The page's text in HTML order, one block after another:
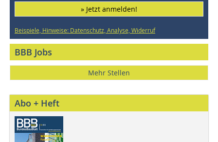
» Jetzt anmelden!
Beispiele, Hinweise: Datenschutz, Analyse, Widerruf
BBB Jobs
Mehr Stellen
Abo + Heft